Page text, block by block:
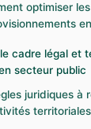
optimiser
cadre légal et
secteur public
juridiques à
territoriales